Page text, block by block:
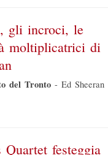
gli incroci, le
moltiplicatrici di
del Tronto - Ed Sheeran
festeggia